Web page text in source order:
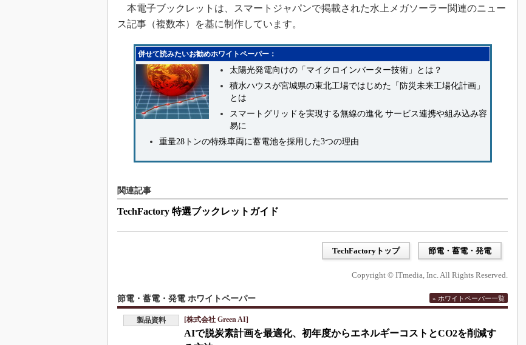
本電子ブックレットは、スマートジャパンで掲載された水上メガソーラー関連のニュー
ス記事（複数本）を基に制作しています。
併せて読みたいお勧めホワイトペーパー：
太陽光発電向けの「マイクロインバーター技術」とは？
積水ハウスが宮城県の東北工場ではじめた「防災未来工場化計画」
とは
スマートグリッドを実現する無線の進化 サービス連携や組み込み容
易に
重量28トンの特殊車両に蓄電池を採用した3つの理由
関連記事
TechFactory 特選ブックレットガイド
TechFactoryトップ 節電・蓄電・発電
Copyright © ITmedia, Inc. All Rights Reserved.
節電・蓄電・発電 ホワイトペーパー » ホワイトペーパー一覧
製品資料 [株式会社 Green AI]
AIで脱炭素計画を最適化、初年度からエネルギーコストとCO2を削減す